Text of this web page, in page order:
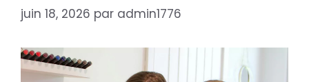
juin 18, 2026 par admin1776